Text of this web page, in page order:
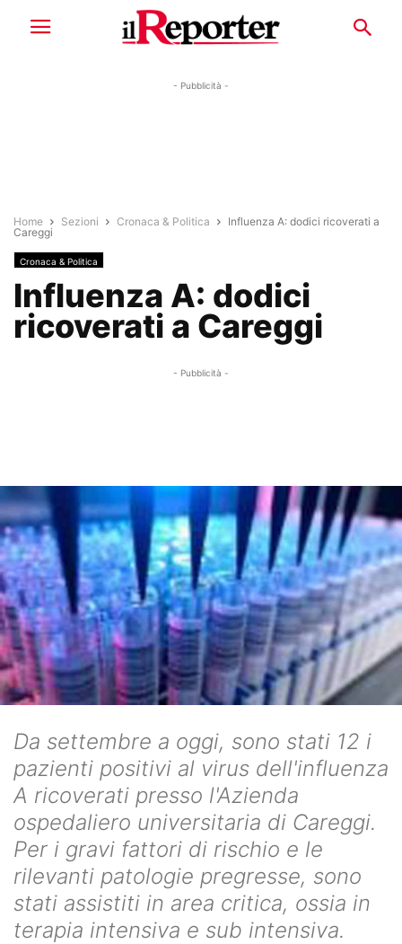
- Pubblicità -
Home Sezioni Cronaca & Politica
Influenza A: dodici ricoverati a
Careggi
Cronaca & Politica
Influenza A: dodici
ricoverati a Careggi
- Pubblicità -
Da settembre a oggi, sono stati 12 i
pazienti positivi al virus dell'influenza
A ricoverati presso l'Azienda
ospedaliero universitaria di Careggi.
Per i gravi fattori di rischio e le
rilevanti patologie pregresse, sono
stati assistiti in area critica, ossia in
terapia intensiva e sub intensiva.